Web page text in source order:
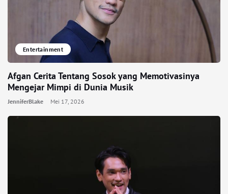
Entertainment
Afgan Cerita Tentang Sosok yang Memotivasinya
Mengejar Mimpi di Dunia Musik
JenniferBlake Mei 17, 2026